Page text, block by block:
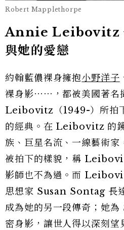
Robert Mapplethorpe
Annie Leibovitz
與她的愛戀
約翰藍儂裸身擁抱小野洋子
裸身影⋯⋯，都被美國著
Leibovitz（1949-）所拍
的經典。在 Leibovitz 的
族、巨星名流、一線藝術家
被拍下的樣貌，稱
影師也不為過。而
思想家 Susan Sontag 長
成為她的另一段傳奇；她
密身影，讓世人得以深刻望